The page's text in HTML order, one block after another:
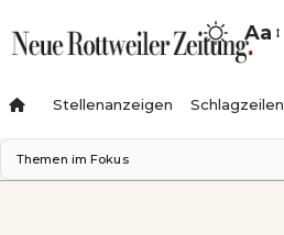
Aa
Stellenanzeigen Schlagzeilen
Themen im Fokus